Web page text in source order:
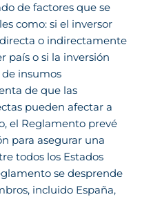
de factores que se
como: si el inversor
o indirectamente
país o si la inversión
insumos
de que las
pueden afectar a
el Reglamento prevé
para asegurar una
todos los Estados
se desprende
incluido España,